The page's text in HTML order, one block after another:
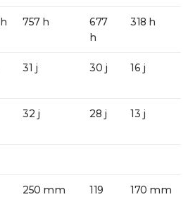
757 h
677
h
318 h
31 j 30 j 16 j
32 j 28 j 13 j
250 mm
119
170 mm